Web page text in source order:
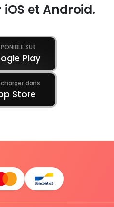
et Android.
SUR
Play
dans
Store